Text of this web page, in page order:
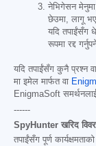
नेभिगेसन
छेउमा, लागू
यदि तपाईंसँग
रूपमा रद्द
यदि तपाईंसँग कुनै प्रश्न
मा इमेल मार्फत वा
EnigmaSoft
------
SpyHunter खरिद
तपाईंसँग पूर्ण